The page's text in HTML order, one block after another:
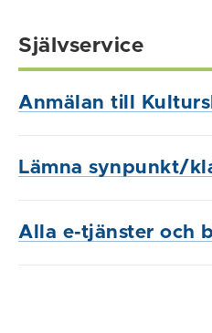
Självservice
Anmälan till
Lämna synpunkt/
Alla e-tjänster och